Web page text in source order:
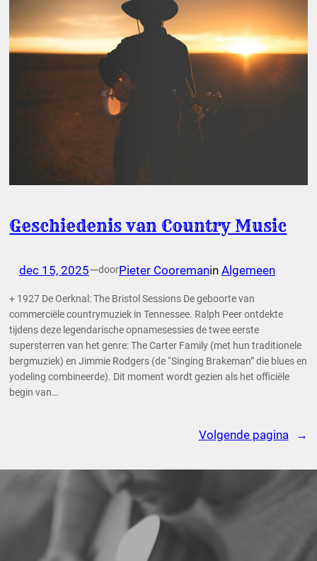
Geschiedenis van Country Music
dec 15, 2025—doorPieter Cooremanin Algemeen
+ 1927 De Oerknal: The Bristol Sessions De geboorte van
commerciële countrymuziek in Tennessee. Ralph Peer ontdekte
tijdens deze legendarische opnamesessies de twee eerste
supersterren van het genre: The Carter Family (met hun traditionele
bergmuziek) en Jimmie Rodgers (de “Singing Brakeman” die blues en
yodeling combineerde). Dit moment wordt gezien als het officiële
begin van…
Volgende pagina →